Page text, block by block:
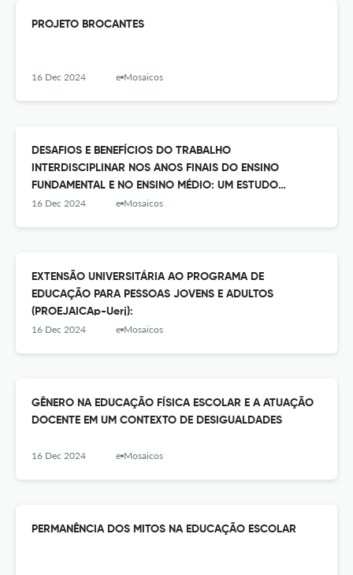
PROJETO BROCANTES
16 Dec 2024 e-Mosaicos
DESAFIOS E BENEFÍCIOS DO TRABALHO
INTERDISCIPLINAR NOS ANOS FINAIS DO ENSINO
FUNDAMENTAL E NO ENSINO MÉDIO: UM ESTUDO
REALIZADO COM DOCENTES DA CIDADE DE NITERÓI - RJ
16 Dec 2024 e-Mosaicos
EXTENSÃO UNIVERSITÁRIA AO PROGRAMA DE
EDUCAÇÃO PARA PESSOAS JOVENS E ADULTOS
(PROEJAICAp-Uerj):
16 Dec 2024 e-Mosaicos
GÊNERO NA EDUCAÇÃO FÍSICA ESCOLAR E A ATUAÇÃO
DOCENTE EM UM CONTEXTO DE DESIGUALDADES
16 Dec 2024 e-Mosaicos
PERMANÊNCIA DOS MITOS NA EDUCAÇÃO ESCOLAR